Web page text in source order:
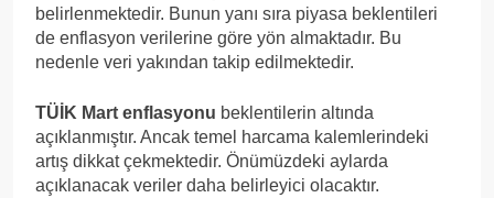
belirlenmektedir. Bunun yanı sıra piyasa beklentileri
de enflasyon verilerine göre yön almaktadır. Bu
nedenle veri yakından takip edilmektedir.
TÜİK Mart enflasyonu beklentilerin altında
açıklanmıştır. Ancak temel harcama kalemlerindeki
artış dikkat çekmektedir. Önümüzdeki aylarda
açıklanacak veriler daha belirleyici olacaktır.